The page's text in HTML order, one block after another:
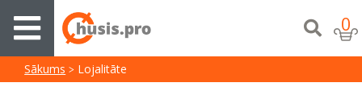
0
Sākums Lojalitāte